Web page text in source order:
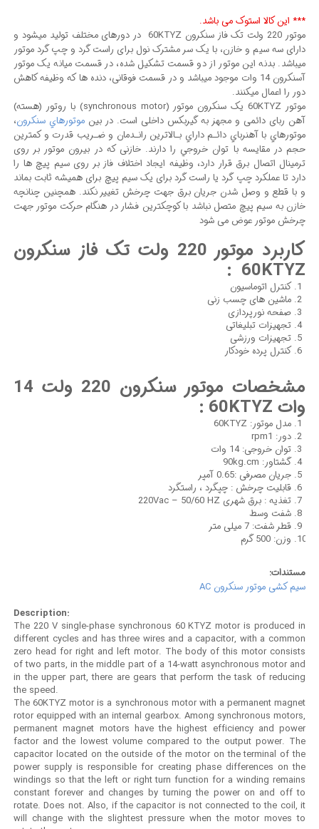
*** این کالا استوک می باشد.
موتور 220 ولت تک فاز سنکرون 60KTYZ در دورهای مختلف تولید میشود و
دارای سه سیم و خازن، با یک سر مشترک نول برای راست گرد و چپ گرد موتور
میباشد. بدنه این موتور از دو قسمت تشکیل شده، در قسمت میانه یک موتور
آسنکرون 14 وات موجود میباشد و در قسمت فوقانی، دنده ها که وظیفه کاهش
دور را اعمال میکنند.
موتور 60KTYZ یک سنکرون موتور (synchronous motor) با روتور (هسته)
آهن ربای دائمی و مجهز به گیربکس داخلی است. در بین موتورهاي سنكرون،
موتورهاي با آهنرباي دائـم داراي بـالاترين رانـدمان و ضـريب قدرت و كمترين
حجم در مقايسه با توان خروجي را دارند. خازنی که در بیرون موتور بر روی
ترمینال اتصال برق قرار دارد، وظیفه ایجاد اختلاف فاز بر روی سیم پیچ ها را
دارد تا عملکرد چپ گرد یا راست گرد برای یک سیم پیچ برای همیشه ثابت بماند
و با قطع و وصل شدن جریان برق جهت چرخش تغییر نکند. همچنین چنانچه
خازن به سیم پیچ متصل نباشد با کوچکترین فشار در هنگام حرکت موتور جهت
چرخش موتور عوض می شود
کاربرد موتور 220 ولت تک فاز سنکرون
60KTYZ
:
کنترل اتوماسیون
ماشین های چسب زنی
صفحه نورپردازی
تجهیزات تبلیغاتی
تجهیزات ورزشی
کنترل پرده خودکار
مشخصات موتور سنکرون 220 ولت 14
وات 60KTYZ :
مدل موتور: 60KTYZ
دور: rpm1
توان خروجی: 14 وات
گشتاور: 90kg.cm
جریان مصرفی :0.65 آمپر
قابلیت چرخش : چپگرد ، راستگرد
تغذیه : برق شهری 220Vac – 50/60 HZ
شفت وسط
قطر شفت: 7 میلی متر
وزن: 500 گرم
مستندات:
سیم کشی موتور سنکرون AC
Description:
The 220 V single-phase synchronous 60 KTYZ motor is produced in
different cycles and has three wires and a capacitor, with a common
zero head for right and left motor. The body of this motor consists
of two parts, in the middle part of a 14-watt asynchronous motor and
in the upper part, there are gears that perform the task of reducing
the speed.
The 60KTYZ motor is a synchronous motor with a permanent magnet
rotor equipped with an internal gearbox. Among synchronous motors,
permanent magnet motors have the highest efficiency and power
factor and the lowest volume compared to the output power. The
capacitor located on the outside of the motor on the terminal of the
power supply is responsible for creating phase differences on the
windings so that the left or right turn function for a winding remains
constant forever and changes by turning the power on and off to
rotate. Does not. Also, if the capacitor is not connected to the coil, it
will change with the slightest pressure when the motor moves to